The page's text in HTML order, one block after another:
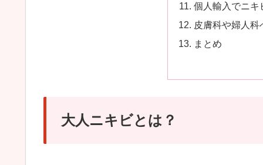
個人輸入でニキ
皮膚科や婦人
まとめ
大人ニキビとは？